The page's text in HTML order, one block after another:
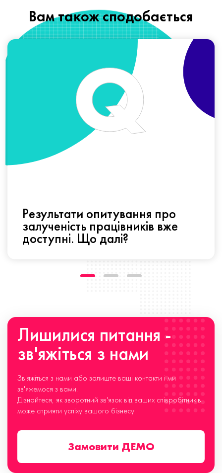
Вам також сподобається
Результати опитування про
залученість працівників вже
доступні. Що далі?
Лишилися питання -
зв'яжіться з нами
Зв'яжіться з нами або залиште ваші контакти і ми
зв'яжемося з вами.
Дізнайтеся, як зворотний зв'язок від ваших співробітників
може сприяти успіху вашого бізнесу
Замовити ДЕМО